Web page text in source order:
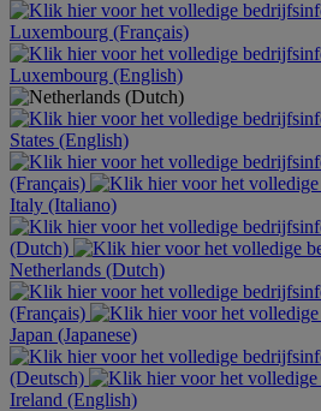
Luxembourg (Français)
Luxembourg (English)
States (English)
(Français)
Italy (Italiano)
(Dutch)
Netherlands (Dutch)
(Français)
Japan (Japanese)
(Deutsch)
Ireland (English)